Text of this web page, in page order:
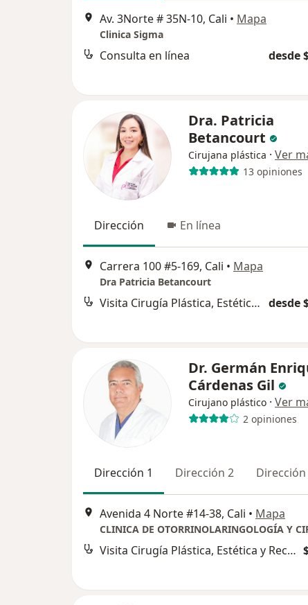
Av. 3Norte # 35N-10, Cali • Mapa
Clinica Sigma
Consulta en línea desde
Dra. Patricia
Betancourt
Cirujana plástica · Ver
13 opiniones
Dirección En línea
Carrera 100 #5-169, Cali • Mapa
Dra Patricia Betancourt
Visita Cirugía Plástica, Estética y Reconstructiva desde
Dr. Germán
Cárdenas Gil
Cirujano plástico · Ver
2 opiniones
Dirección 1 Dirección 2 Dirección
Avenida 4 Norte #14-38, Cali • Mapa
Visita Cirugía Plástica, Estética y Reconstructiva